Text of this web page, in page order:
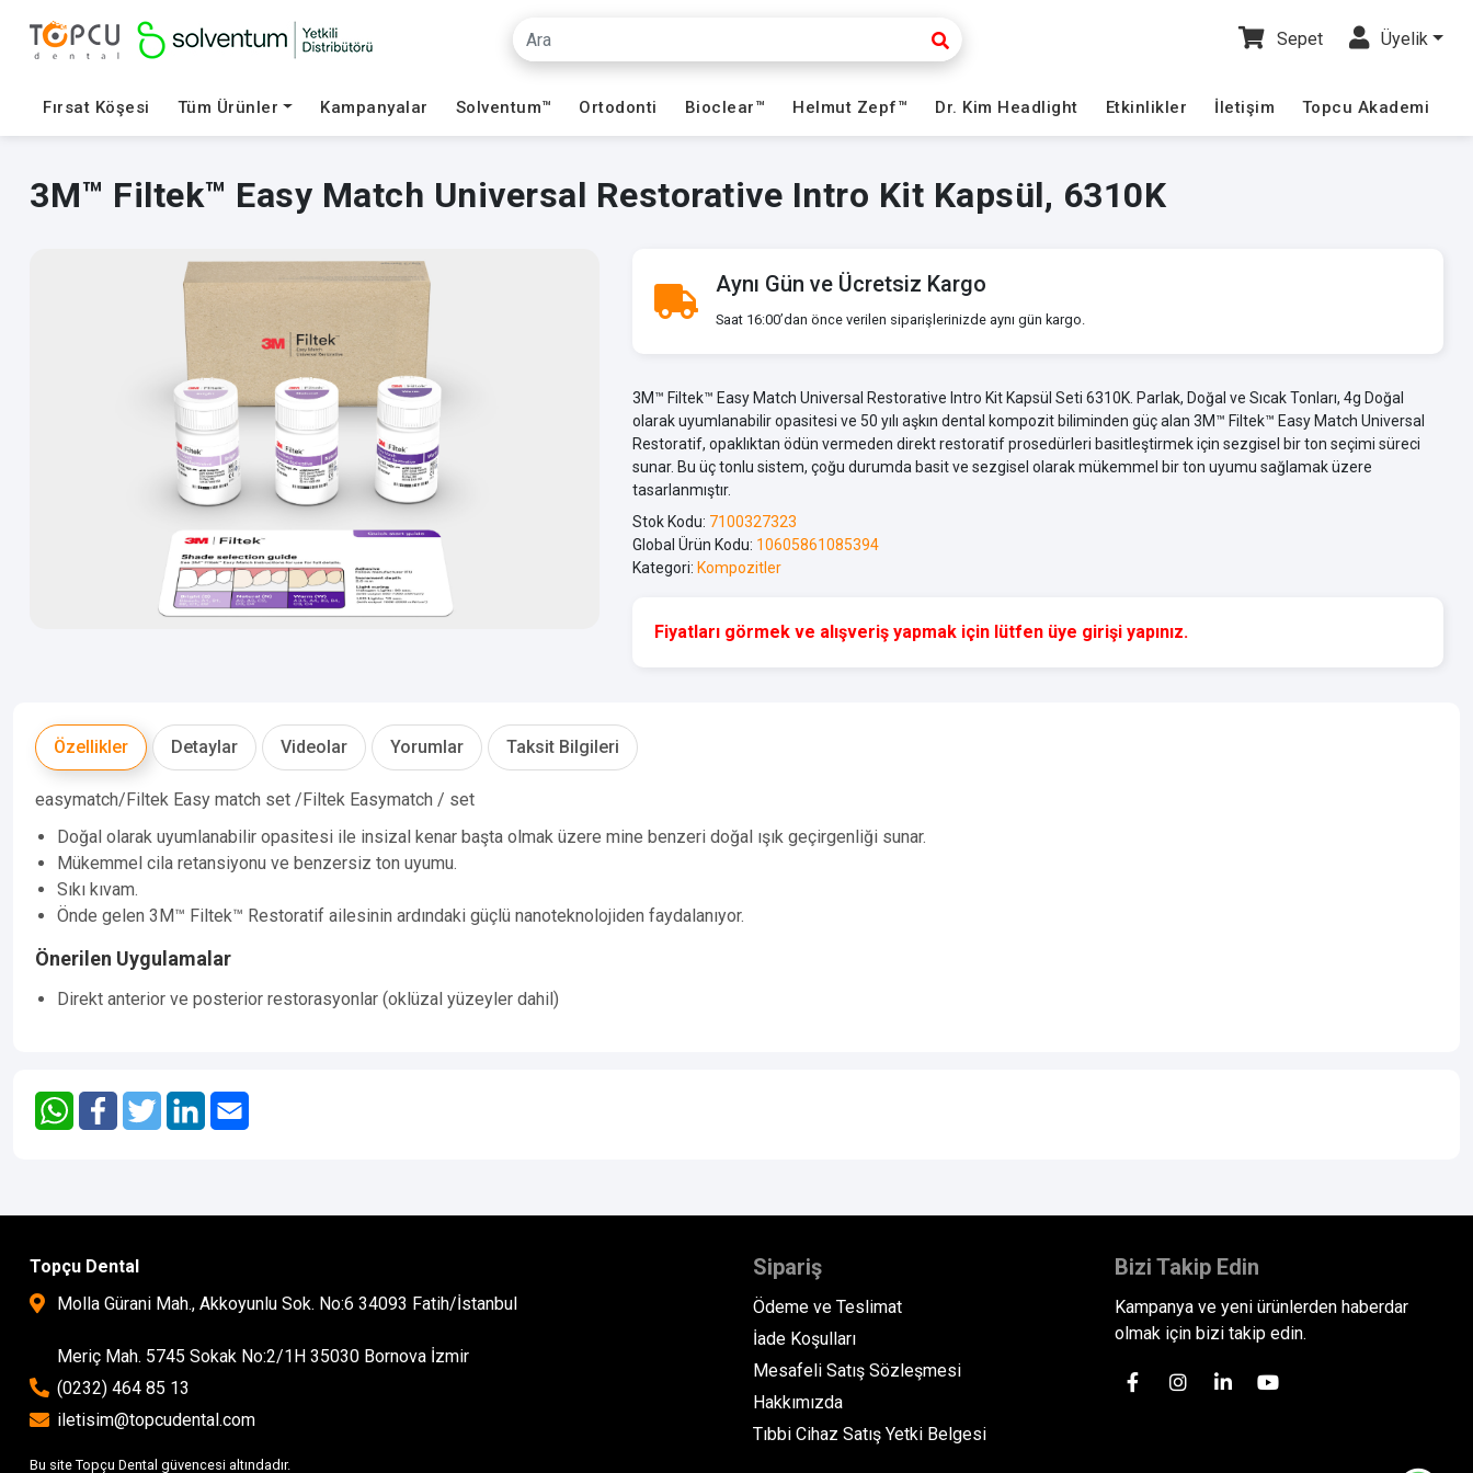
Sepet Üyelik
Fırsat Köşesi Tüm Ürünler Kampanyalar Solventum™ Ortodonti Bioclear™ Helmut Zepf™ Dr. Kim Headlight Etkinlikler İletişim Topcu Akademi
3M™ Filtek™ Easy Match Universal Restorative Intro Kit Kapsül, 6310K
Aynı Gün ve Ücretsiz Kargo
Saat 16:00’dan önce verilen siparişlerinizde aynı gün kargo.
3M™ Filtek™ Easy Match Universal Restorative Intro Kit Kapsül Seti 6310K. Parlak, Doğal ve Sıcak Tonları, 4g Doğal
olarak uyumlanabilir opasitesi ve 50 yılı aşkın dental kompozit biliminden güç alan 3M™ Filtek™ Easy Match Universal
Restoratif, opaklıktan ödün vermeden direkt restoratif prosedürleri basitleştirmek için sezgisel bir ton seçimi süreci
sunar. Bu üç tonlu sistem, çoğu durumda basit ve sezgisel olarak mükemmel bir ton uyumu sağlamak üzere
tasarlanmıştır.
Stok Kodu: 7100327323
Global Ürün Kodu: 10605861085394
Kategori: Kompozitler
Fiyatları görmek ve alışveriş yapmak için lütfen üye girişi yapınız.
Özellikler Detaylar Videolar Yorumlar Taksit Bilgileri
easymatch/Filtek Easy match set /Filtek Easymatch / set
Doğal olarak uyumlanabilir opasitesi ile insizal kenar başta olmak üzere mine benzeri doğal ışık geçirgenliği sunar.
Mükemmel cila retansiyonu ve benzersiz ton uyumu.
Sıkı kıvam.
Önde gelen 3M™ Filtek™ Restoratif ailesinin ardındaki güçlü nanoteknolojiden faydalanıyor.
Önerilen Uygulamalar
Direkt anterior ve posterior restorasyonlar (oklüzal yüzeyler dahil)
Topçu Dental
Molla Gürani Mah., Akkoyunlu Sok. No:6 34093 Fatih/İstanbul
Meriç Mah. 5745 Sokak No:2/1H 35030 Bornova İzmir
(0232) 464 85 13
iletisim@topcudental.com
Bu site Topçu Dental güvencesi altındadır.
Sipariş
Ödeme ve Teslimat
İade Koşulları
Mesafeli Satış Sözleşmesi
Hakkımızda
Tıbbi Cihaz Satış Yetki Belgesi
Bizi Takip Edin
Kampanya ve yeni ürünlerden haberdar
olmak için bizi takip edin.